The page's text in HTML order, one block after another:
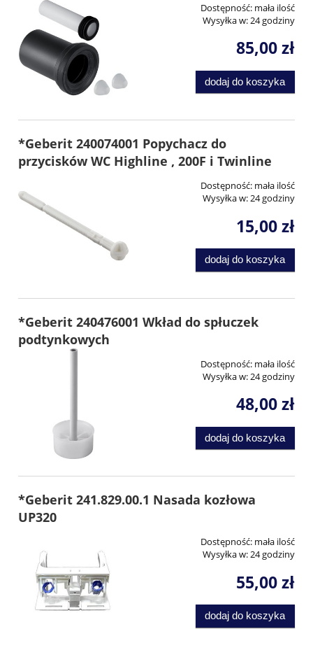
Dostępność: mała ilość
Wysyłka w:24 godziny
85,00 zł
dodaj do koszyka
*Geberit 240074001 Popychacz do
przycisków WC Highline , 200F i Twinline
Dostępność: mała ilość
Wysyłka w:24 godziny
15,00 zł
dodaj do koszyka
*Geberit 240476001 Wkład do spłuczek
podtynkowych
Dostępność: mała ilość
Wysyłka w:24 godziny
48,00 zł
dodaj do koszyka
*Geberit 241.829.00.1 Nasada kozłowa
UP320
Dostępność: mała ilość
Wysyłka w:24 godziny
55,00 zł
dodaj do koszyka